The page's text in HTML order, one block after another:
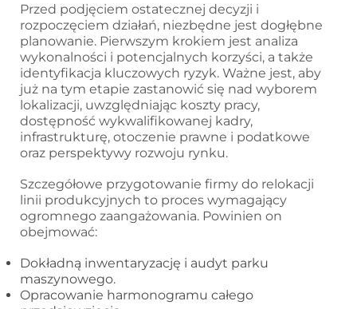
Przed podjęciem ostatecznej decyzji i
rozpoczęciem działań, niezbędne jest dogłębne
planowanie. Pierwszym krokiem jest analiza
wykonalności i potencjalnych korzyści, a także
identyfikacja kluczowych ryzyk. Ważne jest, aby
już na tym etapie zastanowić się nad wyborem
lokalizacji, uwzględniając koszty pracy,
dostępność wykwalifikowanej kadry,
infrastrukturę, otoczenie prawne i podatkowe
oraz perspektywy rozwoju rynku.
Szczegółowe przygotowanie firmy do relokacji
linii produkcyjnych to proces wymagający
ogromnego zaangażowania. Powinien on
obejmować:
Dokładną inwentaryzację i audyt parku
maszynowego.
Opracowanie harmonogramu całego